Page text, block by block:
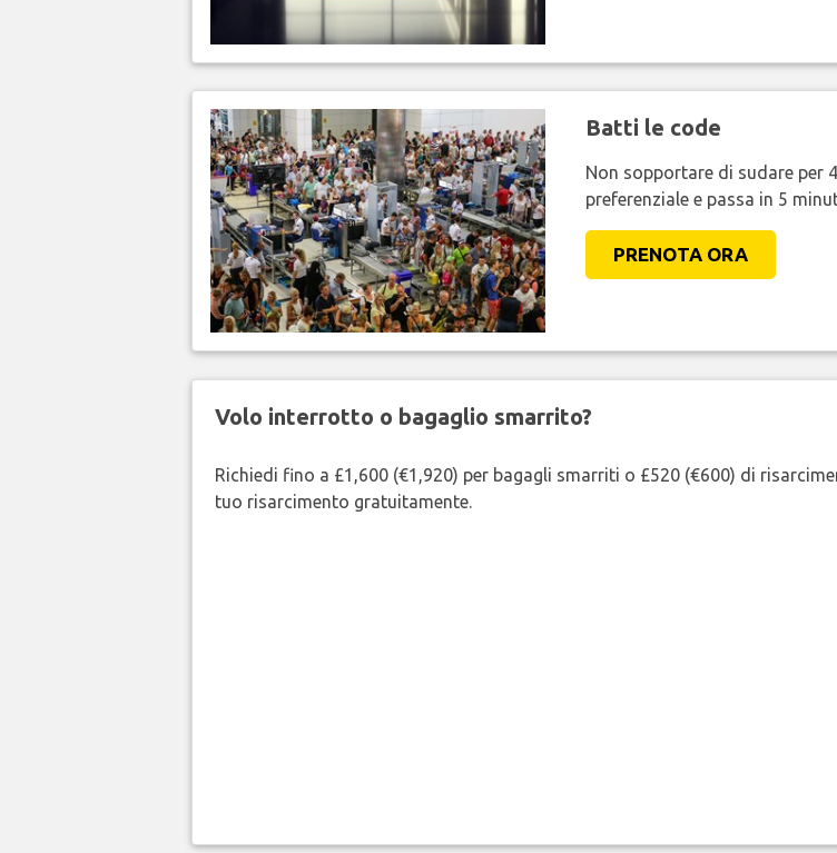
Batti le code
Non sopportare di sudare per
preferenziale e passa in 5
PRENOTA ORA
Volo interrotto o bagaglio smarrito?
Richiedi fino a £1,600 (€1,920) per bagagli smarriti o £520 (€600) di
tuo risarcimento gratuitamente.